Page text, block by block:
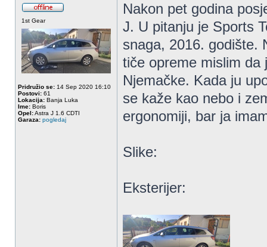
1st Gear
Pridružio se: 14 Sep 2020 16:10
Postovi: 61
Lokacija: Banja Luka
Ime: Boris
Opel:Astra J 1.6 CDTI
Garaza: pogledaj
Nakon pet godina
J. U pitanju je Sports
snaga, 2016. godište.
tiče opreme mislim da
Njemačke. Kada ju
se kaže kao nebo i
ergonomiji, bar ja
Slike:
Eksterijer: